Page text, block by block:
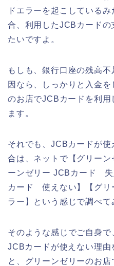
ドエラーを起こしている
合、利用したJCBカードの
たいですよ。
もしも、銀行口座の残高
因なら、しっかりと入金
のお店でJCBカードを利用
ます。
それでも、JCBカードが
合は、ネットで【グリー
ーンゼリー JCBカード 失
カード 使えない】【グ
ラー】という感じで調べて
そのような感じでご自身
JCBカードが使えない理由
と、グリーンゼリーのお